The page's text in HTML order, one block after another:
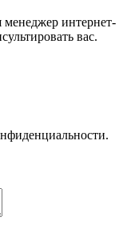
интернет-
вас.